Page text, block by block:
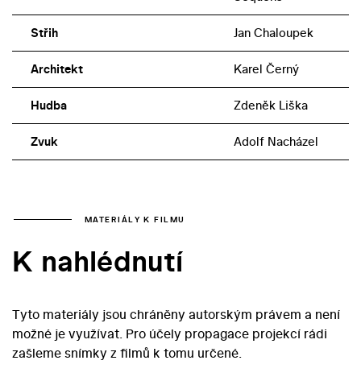
Střih Jan Chaloupek
Architekt Karel Černý
Hudba Zdeněk Liška
Zvuk Adolf Nacházel
MATERIÁLY K FILMU
K nahlédnutí
Tyto materiály jsou chráněny autorským právem a není
možné je využívat. Pro účely propagace projekcí rádi
zašleme snímky z filmů k tomu určené.